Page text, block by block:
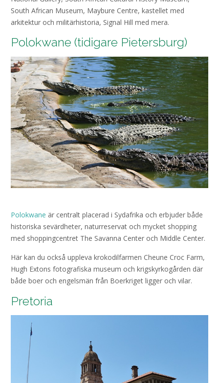
South African Museum, Maybure Centre, kastellet med
arkitektur och militärhistoria, Signal Hill med mera.
Polokwane (tidigare Pietersburg)
Polokwane är centralt placerad i Sydafrika och erbjuder både
historiska sevärdheter, naturreservat och mycket shopping
med shoppingcentret The Savanna Center och Middle Center.
Här kan du också uppleva krokodilfarmen Cheune Croc Farm,
Hugh Extons fotografiska museum och krigskyrkogården där
både boer och engelsmän från Boerkriget ligger och vilar.
Pretoria